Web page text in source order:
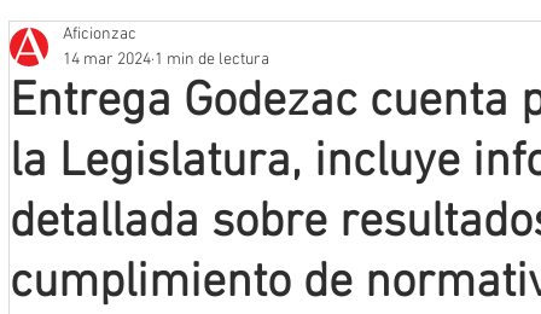
Que no se olvide
Mineros LNBP
Entrega Godezac cuenta
la Legislatura, incluye
detallada sobre
cumplimiento de
Aficionzac
14 mar 2024 1 min de lectura